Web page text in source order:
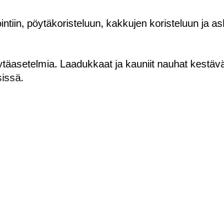
pöytäkoristeluun, kakkujen koristeluun ja
Laadukkaat ja kauniit nauhat